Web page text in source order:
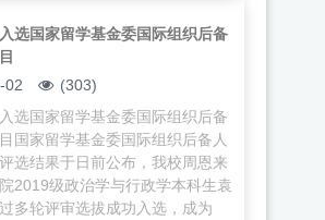
选国家留学基金委国际组织后备
02
(303)
选国家留学基金委国际组织后备
国家留学基金委国际组织后备人
选结果于日前公布，我校周恩来
2019级政治学与行政学本科生袁
多轮评审选拔成功入选，成为